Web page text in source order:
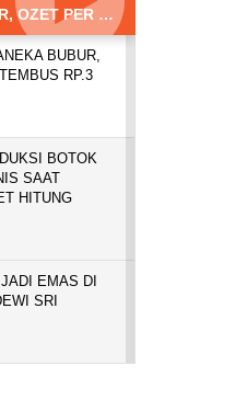
USAHA JUALAN ANEKA BUBUR, OZET PER HARI TEMBUS RP.3 JUTA
BUBUR,
RP.3
BOTOK
SAAT
HITUNG
EMAS DI
SRI